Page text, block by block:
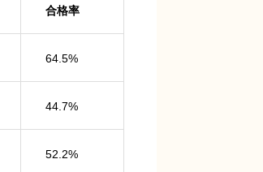
合格率
64.5%
44.7%
52.2%